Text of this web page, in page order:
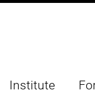
Institute